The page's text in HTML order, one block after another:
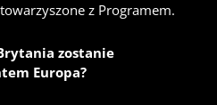
z Programem.
zostanie
Europa?